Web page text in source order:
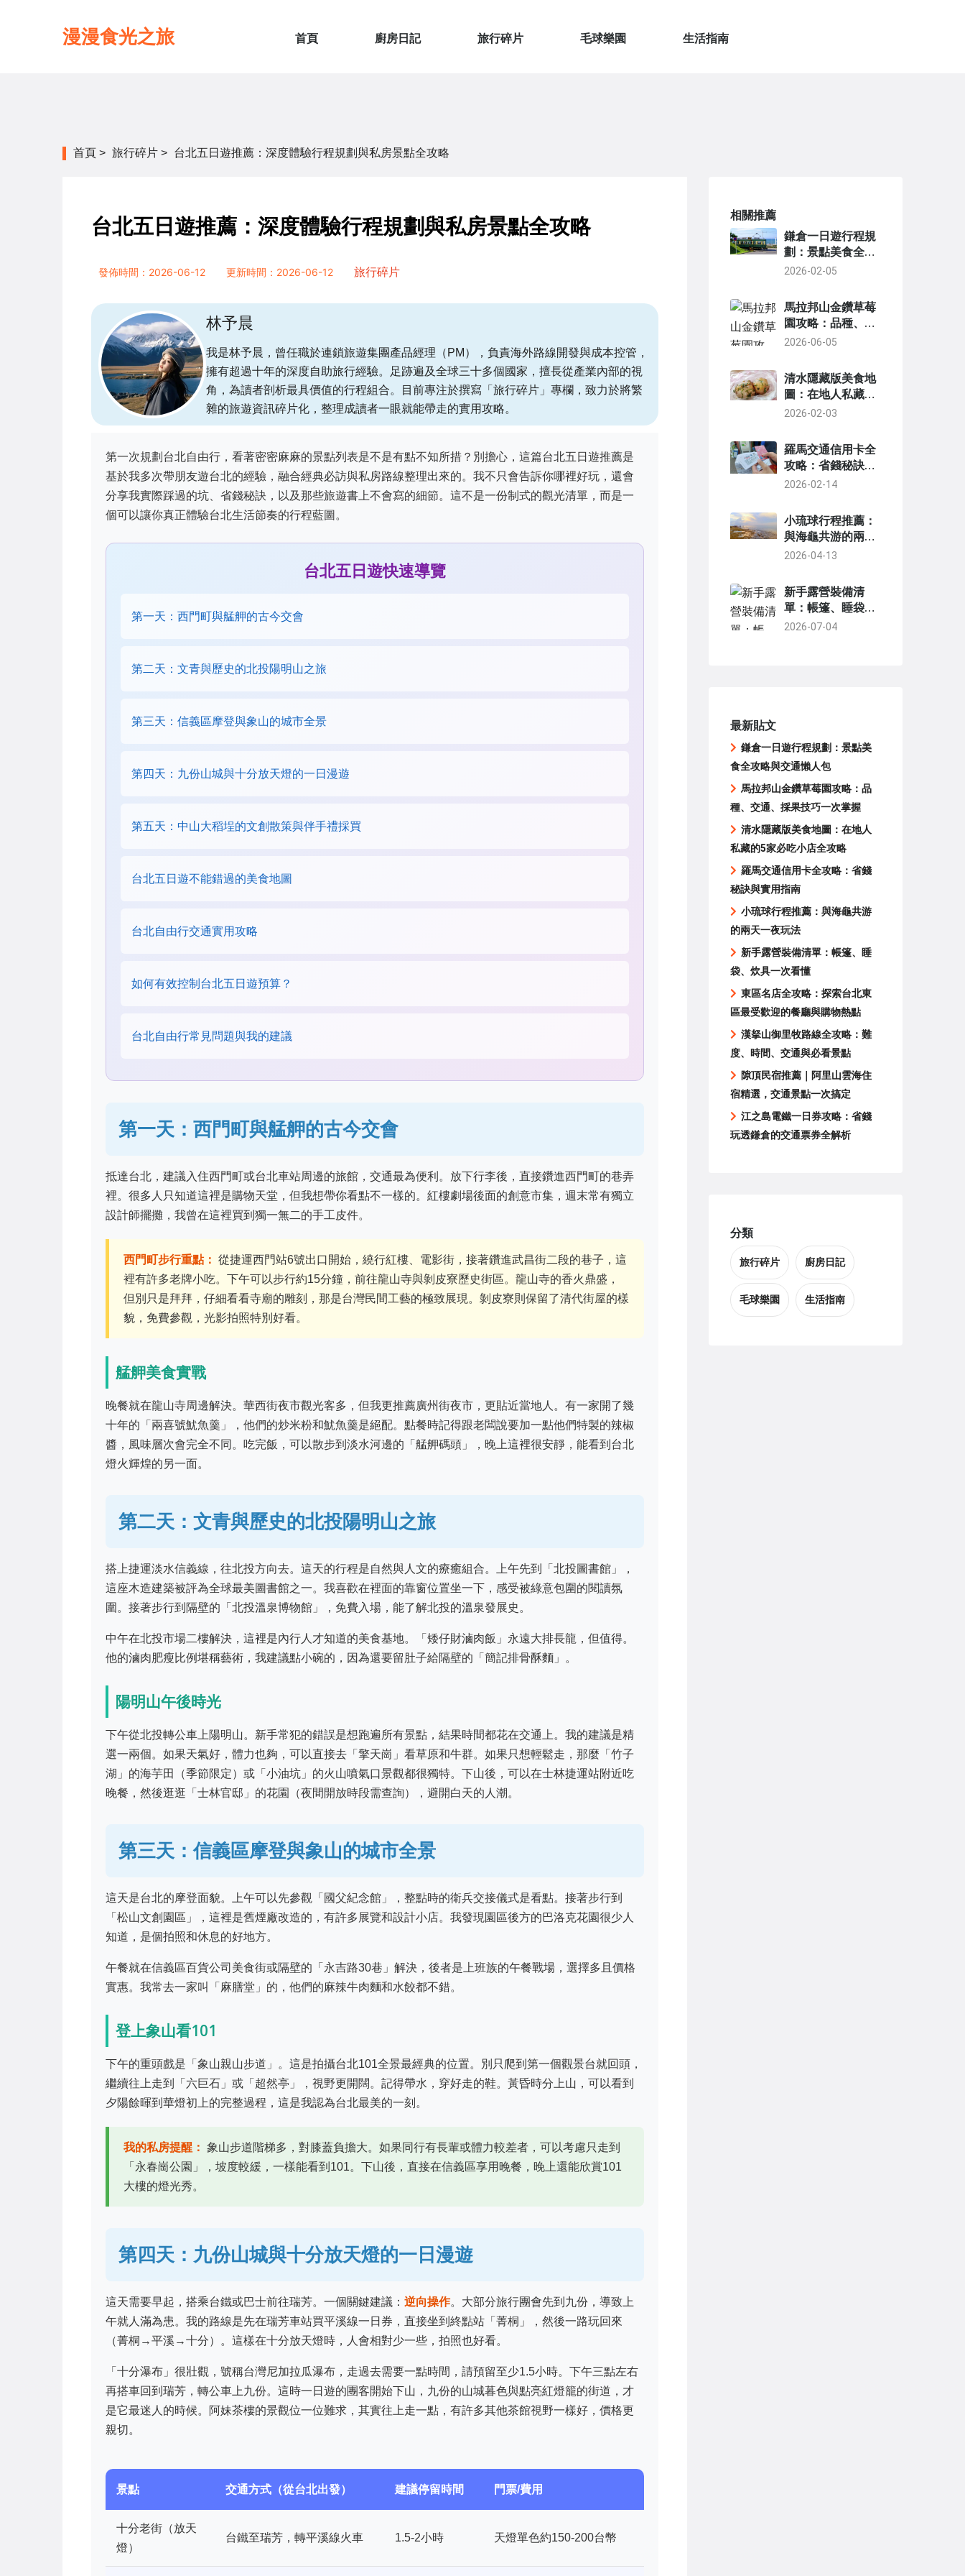
漫漫食光之旅 首頁 廚房日記 旅行碎片 毛球樂園 生活指南
首頁 > 旅行碎片 > 台北五日遊推薦：深度體驗行程規劃與私房景點全攻略
台北五日遊推薦：深度體驗行程規劃與私房景點全攻略
發佈時間：2026-06-12 更新時間：2026-06-12 旅行碎片
林予晨
我是林予晨，曾任職於連鎖旅遊集團產品經理（PM），負責海外路線開發與成本控管，
擁有超過十年的深度自助旅行經驗。足跡遍及全球三十多個國家，擅長從產業內部的視
角，為讀者剖析最具價值的行程組合。目前專注於撰寫「旅行碎片」專欄，致力於將繁
雜的旅遊資訊碎片化，整理成讀者一眼就能帶走的實用攻略。
第一次規劃台北自由行，看著密密麻麻的景點列表是不是有點不知所措？別擔心，這篇台北五日遊推薦是
基於我多次帶朋友遊台北的經驗，融合經典必訪與私房路線整理出來的。我不只會告訴你哪裡好玩，還會
分享我實際踩過的坑、省錢秘訣，以及那些旅遊書上不會寫的細節。這不是一份制式的觀光清單，而是一
個可以讓你真正體驗台北生活節奏的行程藍圖。
台北五日遊快速導覽
第一天：西門町與艋舺的古今交會
第二天：文青與歷史的北投陽明山之旅
第三天：信義區摩登與象山的城市全景
第四天：九份山城與十分放天燈的一日漫遊
第五天：中山大稻埕的文創散策與伴手禮採買
台北五日遊不能錯過的美食地圖
台北自由行交通實用攻略
如何有效控制台北五日遊預算？
台北自由行常見問題與我的建議
第一天：西門町與艋舺的古今交會
抵達台北，建議入住西門町或台北車站周邊的旅館，交通最為便利。放下行李後，直接鑽進西門町的巷弄
裡。很多人只知道這裡是購物天堂，但我想帶你看點不一樣的。紅樓劇場後面的創意市集，週末常有獨立
設計師擺攤，我曾在這裡買到獨一無二的手工皮件。
西門町步行重點： 從捷運西門站6號出口開始，繞行紅樓、電影街，接著鑽進武昌街二段的巷子，這
裡有許多老牌小吃。下午可以步行約15分鐘，前往龍山寺與剝皮寮歷史街區。龍山寺的香火鼎盛，
但別只是拜拜，仔細看看寺廟的雕刻，那是台灣民間工藝的極致展現。剝皮寮則保留了清代街屋的樣
貌，免費參觀，光影拍照特別好看。
艋舺美食實戰
晚餐就在龍山寺周邊解決。華西街夜市觀光客多，但我更推薦廣州街夜市，更貼近當地人。有一家開了幾
十年的「兩喜號魷魚羹」，他們的炒米粉和魷魚羹是絕配。點餐時記得跟老闆說要加一點他們特製的辣椒
醬，風味層次會完全不同。吃完飯，可以散步到淡水河邊的「艋舺碼頭」，晚上這裡很安靜，能看到台北
燈火輝煌的另一面。
第二天：文青與歷史的北投陽明山之旅
搭上捷運淡水信義線，往北投方向去。這天的行程是自然與人文的療癒組合。上午先到「北投圖書館」，
這座木造建築被評為全球最美圖書館之一。我喜歡在裡面的靠窗位置坐一下，感受被綠意包圍的閱讀氛
圍。接著步行到隔壁的「北投溫泉博物館」，免費入場，能了解北投的溫泉發展史。
中午在北投市場二樓解決，這裡是內行人才知道的美食基地。「矮仔財滷肉飯」永遠大排長龍，但值得。
他的滷肉肥瘦比例堪稱藝術，我建議點小碗的，因為還要留肚子給隔壁的「簡記排骨酥麵」。
陽明山午後時光
下午從北投轉公車上陽明山。新手常犯的錯誤是想跑遍所有景點，結果時間都花在交通上。我的建議是精
選一兩個。如果天氣好，體力也夠，可以直接去「擎天崗」看草原和牛群。如果只想輕鬆走，那麼「竹子
湖」的海芋田（季節限定）或「小油坑」的火山噴氣口景觀都很獨特。下山後，可以在士林捷運站附近吃
晚餐，然後逛逛「士林官邸」的花園（夜間開放時段需查詢），避開白天的人潮。
第三天：信義區摩登與象山的城市全景
這天是台北的摩登面貌。上午可以先參觀「國父紀念館」，整點時的衛兵交接儀式是看點。接著步行到
「松山文創園區」，這裡是舊煙廠改造的，有許多展覽和設計小店。我發現園區後方的巴洛克花園很少人
知道，是個拍照和休息的好地方。
午餐就在信義區百貨公司美食街或隔壁的「永吉路30巷」解決，後者是上班族的午餐戰場，選擇多且價格
實惠。我常去一家叫「麻膳堂」的，他們的麻辣牛肉麵和水餃都不錯。
登上象山看101
下午的重頭戲是「象山親山步道」。這是拍攝台北101全景最經典的位置。別只爬到第一個觀景台就回頭，
繼續往上走到「六巨石」或「超然亭」，視野更開闊。記得帶水，穿好走的鞋。黃昏時分上山，可以看到
夕陽餘暉到華燈初上的完整過程，這是我認為台北最美的一刻。
我的私房提醒： 象山步道階梯多，對膝蓋負擔大。如果同行有長輩或體力較差者，可以考慮只走到
「永春崗公園」，坡度較緩，一樣能看到101。下山後，直接在信義區享用晚餐，晚上還能欣賞101
大樓的燈光秀。
第四天：九份山城與十分放天燈的一日漫遊
這天需要早起，搭乘台鐵或巴士前往瑞芳。一個關鍵建議： 逆向操作。大部分旅行團會先到九份，導致上
午就人滿為患。我的路線是先在瑞芳車站買平溪線一日券，直接坐到終點站「菁桐」，然後一路玩回來
（菁桐→平溪→十分）。這樣在十分放天燈時，人會相對少一些，拍照也好看。
「十分瀑布」很壯觀，號稱台灣尼加拉瓜瀑布，走過去需要一點時間，請預留至少1.5小時。下午三點左右
再搭車回到瑞芳，轉公車上九份。這時一日遊的團客開始下山，九份的山城暮色與點亮紅燈籠的街道，才
是它最迷人的時候。阿妹茶樓的景觀位一位難求，其實往上走一點，有許多其他茶館視野一樣好，價格更
親切。
景點 交通方式（從台北出發） 建議停留時間 門票/費用
十分老街（放天
燈）
台鐵至瑞芳，轉平溪線火車 1.5-2小時 天燈單色約150-200台幣
相關推薦
鎌倉一日遊行程規
劃：景點美食全攻
略與交通懶人包
2026-02-05
馬拉邦山金鑽草莓
園攻略：品種、交
通、採果技巧一次
2026-06-05
清水隱藏版美食地
圖：在地人私藏的
5家必吃小店全攻
2026-02-03
羅馬交通信用卡全
攻略：省錢秘訣與
實用指南
2026-02-14
小琉球行程推薦：
與海龜共游的兩天
一夜玩法
2026-04-13
新手露營裝備清
單：帳篷、睡袋、
炊具一次看懂
2026-07-04
最新貼文
鎌倉一日遊行程規劃：景點美
食全攻略與交通懶人包
馬拉邦山金鑽草莓園攻略：品
種、交通、採果技巧一次掌握
清水隱藏版美食地圖：在地人
私藏的5家必吃小店全攻略
羅馬交通信用卡全攻略：省錢
秘訣與實用指南
小琉球行程推薦：與海龜共游
的兩天一夜玩法
新手露營裝備清單：帳篷、睡
袋、炊具一次看懂
東區名店全攻略：探索台北東
區最受歡迎的餐廳與購物熱點
漢拏山御里牧路線全攻略：難
度、時間、交通與必看景點
隙頂民宿推薦｜阿里山雲海住
宿精選，交通景點一次搞定
江之島電鐵一日券攻略：省錢
玩透鎌倉的交通票券全解析
分類
旅行碎片 廚房日記
毛球樂園 生活指南